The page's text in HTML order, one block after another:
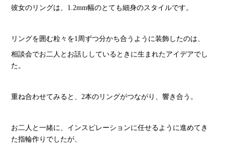
彼女のリングは、1.2mm幅のとても細身のスタイルです。
リングを囲む粒々を1周ずつ分かち合うように装飾したのは、
相談会でお二人とお話ししているときに生まれたアイデアでし
た。
重ね合わせてみると、2本のリングがつながり、響き合う。
お二人と一緒に、インスピレーションに任せるように進めてき
た指輪作りでしたが、